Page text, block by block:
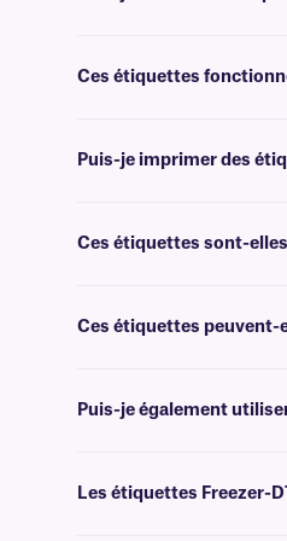
Ces étiquettes
Puis-je imprimer des
Ces étiquettes sont-
Ces étiquettes peuvent-
Puis-je également
Les étiquettes Freezer-